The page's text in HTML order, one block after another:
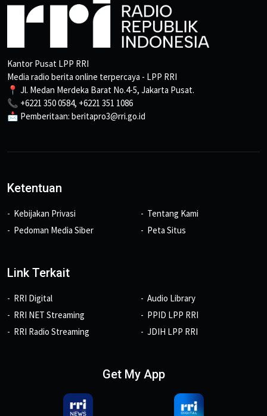
Kantor Pusat LPP RRI
Media radio berita online terpercaya - LPP RRI
📍 Jl. Medan Merdeka Barat No.4-5, Jakarta Pusat.
📞 +6221 350 0584, +6221 351 1086
📩 Pemberitaan: beritapro3@rri.go.id
Ketentuan
Kebijakan Privasi
Pedoman Media Siber
Tentang Kami
Peta Situs
Link Terkait
RRI Digital
RRI NET Streaming
RRI Radio Streaming
Audio Library
PPID LPP RRI
JDIH LPP RRI
Get My App